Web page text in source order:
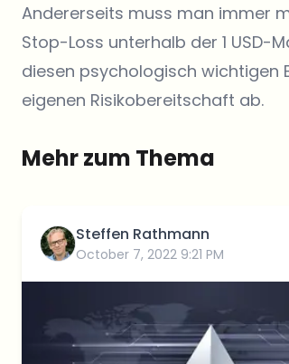
Andererseits muss man immer
Stop-Loss unterhalb der 1 USD-
diesen psychologisch wichtigen
eigenen Risikobereitschaft ab.
Mehr zum Thema
Steffen Rathmann
October 7, 2022 9:21 PM